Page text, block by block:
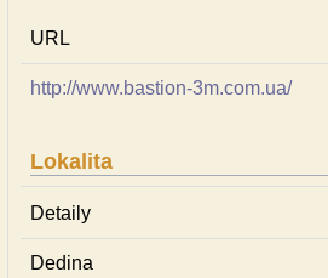
URL
http://www.bastion-3m.com.ua/
Lokalita
Detaily
Dedina